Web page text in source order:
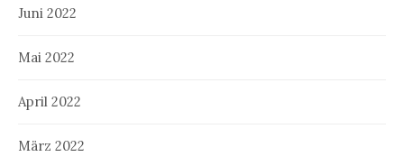
Juni 2022
Mai 2022
April 2022
März 2022